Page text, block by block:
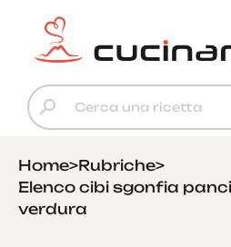
Home>Rubriche>
Elenco cibi sgonfia
verdura